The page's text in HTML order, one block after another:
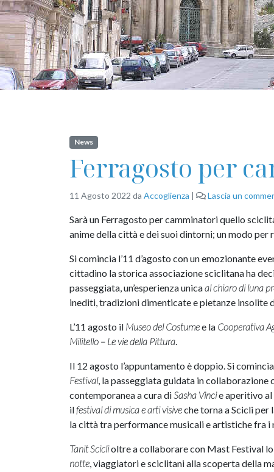
News
Ferragosto per
11 Agosto 2022 da Accoglienza | Lascia un
Sarà un Ferragosto per camminatori quello
anime della città e dei suoi dintorni; un modo per
Si comincia l’11 d’agosto con un emozionante
cittadino la storica associazione sciclitana ha
passeggiata, un’esperienza unicaal chiaro di luna
inediti, tradizioni dimenticate e pietanze insolite
L’11 agosto il Museo del Costumee la Cooperativa
Militello – Le vie della Pittura
Il 12 agosto l’appuntamento è doppio. Si
Festival, la passeggiata guidata in collaborazione
contemporanea a cura di Sasha Vincie aperitivo al
ilfestival di musica e arti visiveche torna a Scicli per
la città tra performance musicali e artistiche fra i
Tanit Sciclioltre a collaborare con Mast Festival
notte , viaggiatori e sciclitani alla scoperta della